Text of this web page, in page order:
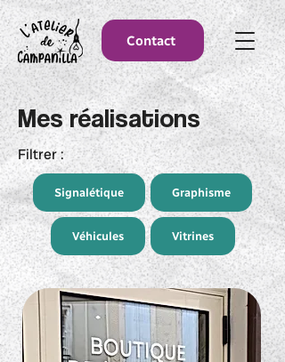
Contact
Mes réalisations
Filtrer :
Graphisme
Signalétique
Vitrines
Véhicules